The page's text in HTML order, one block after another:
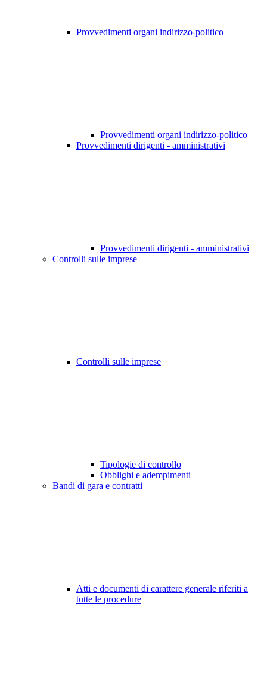
Provvedimenti organi indirizzo-politico
Provvedimenti organi indirizzo-politico
Provvedimenti dirigenti - amministrativi
Provvedimenti dirigenti - amministrativi
Controlli sulle imprese
Controlli sulle imprese
Tipologie di controllo
Obblighi e adempimenti
Bandi di gara e contratti
Atti e documenti di carattere generale riferiti a
tutte le procedure